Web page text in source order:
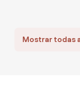
Mostrar todas